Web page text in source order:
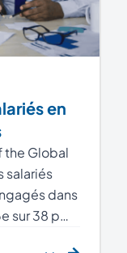
en
the Global
salariés
dans
sur 38 p…